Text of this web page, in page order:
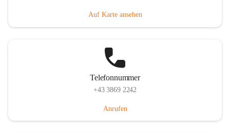
Auf Karte ansehen
Telefonnummer
+43 3869 2242
Anrufen